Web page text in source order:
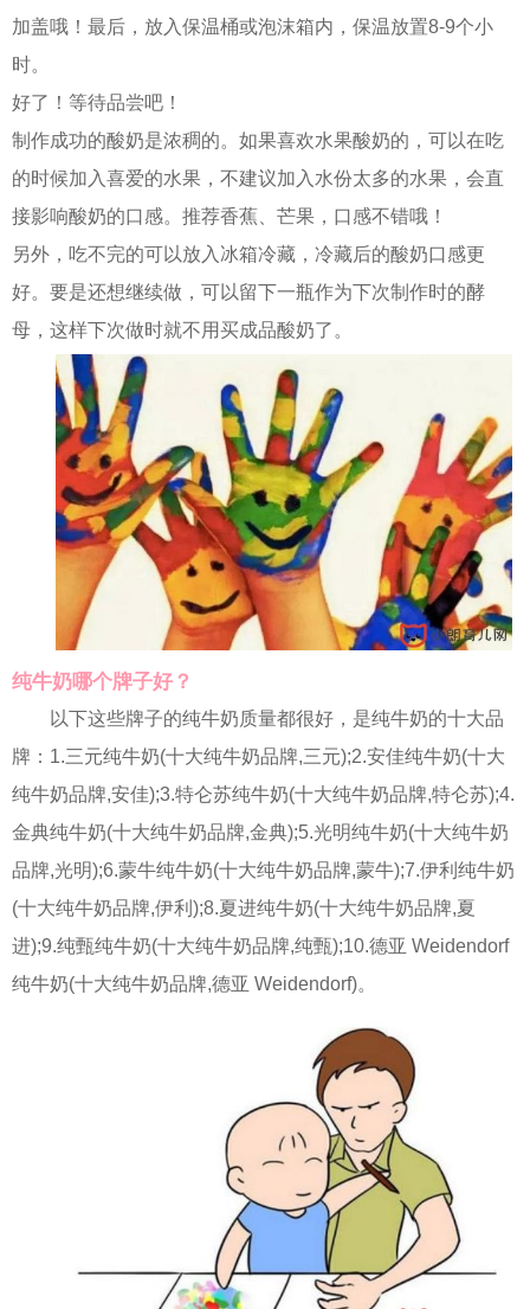
加盖哦！最后，放入保温桶或泡沫箱内，保温放置8-9个小
时。
好了！等待品尝吧！
制作成功的酸奶是浓稠的。如果喜欢水果酸奶的，可以在吃
的时候加入喜爱的水果，不建议加入水份太多的水果，会直
接影响酸奶的口感。推荐香蕉、芒果，口感不错哦！
另外，吃不完的可以放入冰箱冷藏，冷藏后的酸奶口感更
好。要是还想继续做，可以留下一瓶作为下次制作时的酵
母，这样下次做时就不用买成品酸奶了。
纯牛奶哪个牌子好？
以下这些牌子的纯牛奶质量都很好，是纯牛奶的十大品
牌：1.三元纯牛奶(十大纯牛奶品牌,三元);2.安佳纯牛奶(十大
纯牛奶品牌,安佳);3.特仑苏纯牛奶(十大纯牛奶品牌,特仑苏);4.
金典纯牛奶(十大纯牛奶品牌,金典);5.光明纯牛奶(十大纯牛奶
品牌,光明);6.蒙牛纯牛奶(十大纯牛奶品牌,蒙牛);7.伊利纯牛奶
(十大纯牛奶品牌,伊利);8.夏进纯牛奶(十大纯牛奶品牌,夏
进);9.纯甄纯牛奶(十大纯牛奶品牌,纯甄);10.德亚 Weidendorf
纯牛奶(十大纯牛奶品牌,德亚 Weidendorf)。